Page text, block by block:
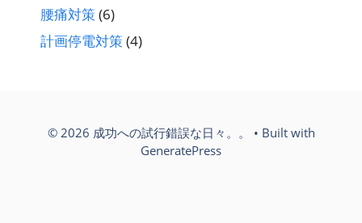
腰痛対策 (6)
計画停電対策 (4)
© 2026 成功への試行錯誤な日々。。
• Built with
GeneratePress